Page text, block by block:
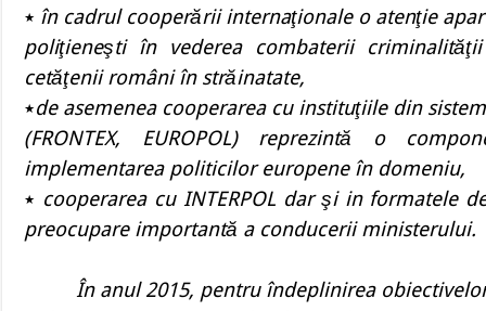
٭ în cadrul cooperării internaţionale o atenţie
poliţieneşti în vederea combaterii
cetăţenii români în străinatate,
٭de asemenea cooperarea cu instituţiile din
(FRONTEX, EUROPOL) reprezintă o
implementarea politicilor europene în domeniu,
٭ cooperarea cu INTERPOL dar şi in formatele
preocupare importantă a conducerii ministerului.
În anul 2015, pentru îndeplinirea